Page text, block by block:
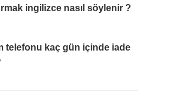
ingilizce nasıl söylenir ?
telefonu kaç gün içinde iade